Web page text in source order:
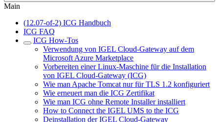
Main
(12.07-of-2) ICG Handbuch
ICG FAQ
ICG How-Tos
Verwendung von IGEL Cloud-Gateway auf dem
Microsoft Azure Marketplace
Vorbereiten einer Linux-Maschine für die Installation
von IGEL Cloud-Gateway (ICG)
Wie man Apache Tomcat nur für TLS 1.2 konfiguriert
Wie erneuert man die ICG Zertifikat
Wie man ICG ohne Remote Installer installiert
How to Connect the IGEL UMS to the ICG
Deinstallation der IGEL Cloud-Gateway